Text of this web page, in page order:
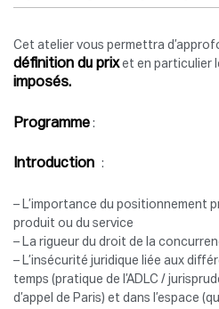
Cet atelier vous permettra
définition du prixet en particulier
imposés.
Programme :
Introduction :
– L’importance du positionnement
produit ou du service
– La rigueur du droit de la
– L’insécurité juridique liée aux
temps (pratique de l’ADLC /
d’appel de Paris) et dans l’espace